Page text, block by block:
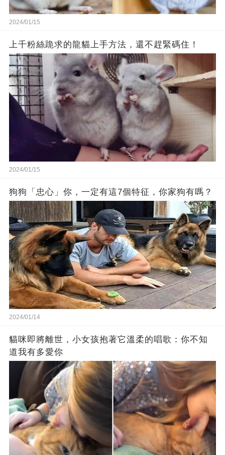
2024/01/15
上千粉絲跪求的龍貓上手方法，還不趕緊碼住！
2024/01/15
狗狗「忠心」你，一定有這7個特征，你家狗有嗎？
2024/01/14
貓咪即將離世，小女孩抱著它溫柔的唱歌：你不知
道我有多愛你